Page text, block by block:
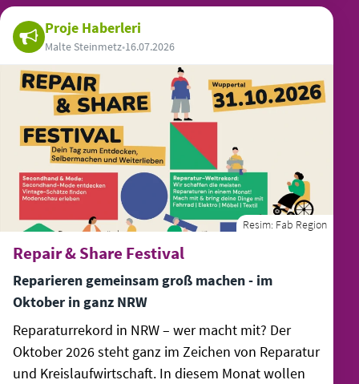
Proje Haberleri
Malte Steinmetz•16.07.2026
Resim: Fab Region
Repair & Share Festival
Reparieren gemeinsam groß machen - im
Oktober in ganz NRW
Reparaturrekord in NRW – wer macht mit? Der
Oktober 2026 steht ganz im Zeichen von Reparatur
und Kreislaufwirtschaft. In diesem Monat wollen